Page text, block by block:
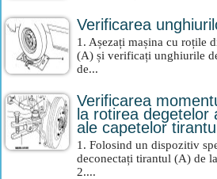
Verificarea
1. Așezați mașina cu roțile
(A) și verificați unghiurile
de...
Verificarea
la rotirea degetelor
ale capetelor
1. Folosind un dispozitiv
deconectați tirantul (A) de
2....